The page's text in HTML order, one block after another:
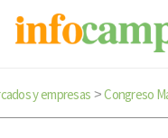
y empresas >Congreso